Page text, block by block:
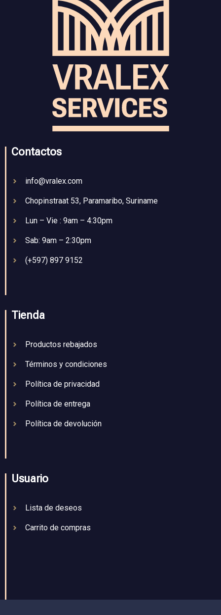
Contactos
info@vralex.com
Chopinstraat 53, Paramaribo, Suriname
Lun – Vie : 9am – 4:30pm
Sab: 9am – 2:30pm
(+597) 897 9152
Tienda
Productos rebajados
Términos y condiciones
Política de privacidad
Política de entrega
Política de devolución
Usuario
Lista de deseos
Carrito de compras